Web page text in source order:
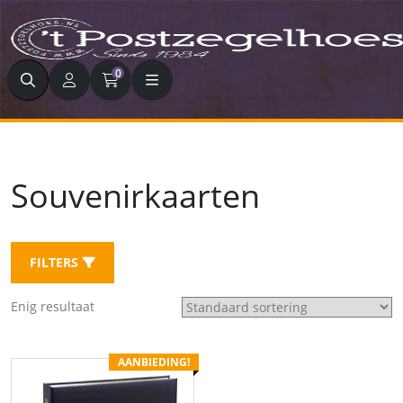
Zoeken 0
Souvenirkaarten
FILTERS
Enig resultaat
AANBIEDING!